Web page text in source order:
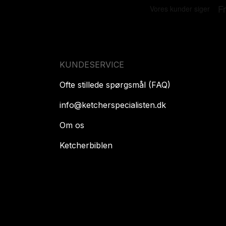
KUNDESERVICE
Ofte stillede spørgsmål (FAQ)
info@ketcherspecialisten.dk
Om os
Ketcherbiblen